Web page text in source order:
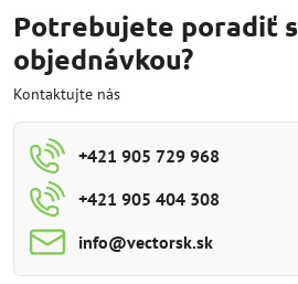
Potrebujete poradiť s
objednávkou?
Kontaktujte nás
+421 905 729 968
+421 905 404 308
info​@vectorsk​.sk